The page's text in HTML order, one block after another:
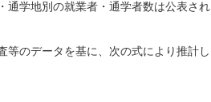
通学地別の就業者・通学者数は公表され
等のデータを基に、次の式により推計し